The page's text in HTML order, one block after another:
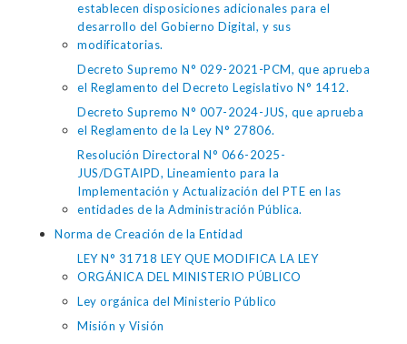
establecen disposiciones adicionales para el
desarrollo del Gobierno Digital, y sus
modificatorias.
Decreto Supremo N° 029-2021-PCM, que aprueba
el Reglamento del Decreto Legislativo N° 1412.
Decreto Supremo N° 007-2024-JUS, que aprueba
el Reglamento de la Ley N° 27806.
Resolución Directoral N° 066-2025-
JUS/DGTAIPD, Lineamiento para la
Implementación y Actualización del PTE en las
entidades de la Administración Pública.
Norma de Creación de la Entidad
LEY N° 31718 LEY QUE MODIFICA LA LEY
ORGÁNICA DEL MINISTERIO PÚBLICO
Ley orgánica del Ministerio Público
Misión y Visión